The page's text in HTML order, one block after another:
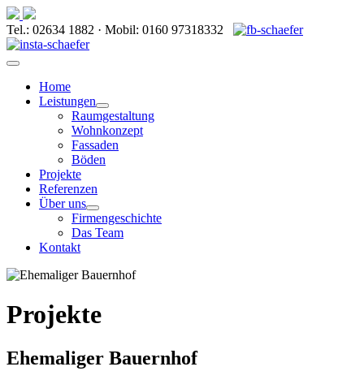
Tel.: 02634 1882 · Mobil: 0160 97318332
Home
Leistungen
Raumgestaltung
Wohnkonzept
Fassaden
Böden
Projekte
Referenzen
Über uns
Firmengeschichte
Das Team
Kontakt
Projekte
Ehemaliger Bauernhof